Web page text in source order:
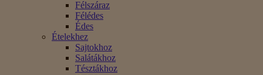
Félszáraz
Félédes
Édes
Ételekhez
Sajtokhoz
Salátákhoz
Tésztákhoz